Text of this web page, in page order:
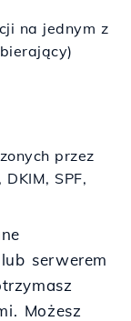
na jednym z
przez
SPF,
serwerem
Możesz